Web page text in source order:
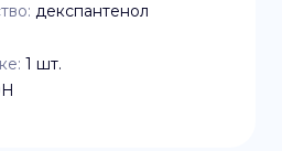
декспантенол
1 шт.